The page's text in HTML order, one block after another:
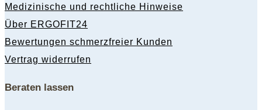
Medizinische und rechtliche Hinweise
Über ERGOFIT24
Bewertungen schmerzfreier Kunden
Vertrag widerrufen
Beraten lassen